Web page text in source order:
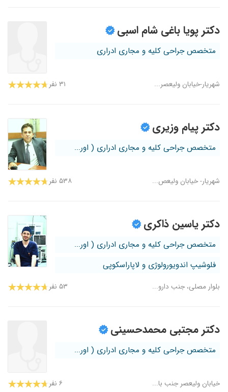
دکتر پویا باغی شام اسبی
متخصص جراحی کلیه و مجاری ادراری
شهریار-خیابان ولیعصر... ۳۱ نفر
دکتر پیام وزیری
متخصص جراحی کلیه و مجاری ادراری ( اور...
شهریار- خیابان ولیعص... ۵۳۸ نفر
دکتر یاسین ذاکری
متخصص جراحی کلیه و مجاری ادراری ( اور...
فلوشیپ اندویورولوژی و لاپاراسکوپی
بلوار مصلی، جنب دارو... ۵۳ نفر
دکتر مجتبی محمدحسینی
متخصص جراحی کلیه و مجاری ادراری ( اور...
خیابان ولیعصر جنب با... ۶ نفر